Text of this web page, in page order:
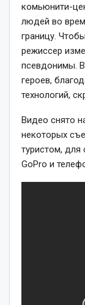
комьюнити-
людей во
границу.
режиссер
псевдонимы.
героев,
технологий,
Видео снято
некоторых
туристом,
GoPro и